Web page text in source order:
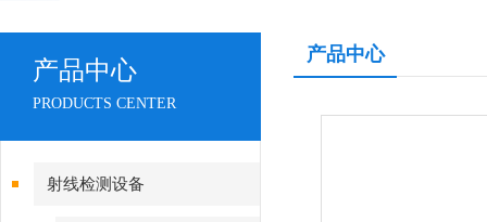
产品中心
PRODUCTS CENTER
射线检测设备
产品中心